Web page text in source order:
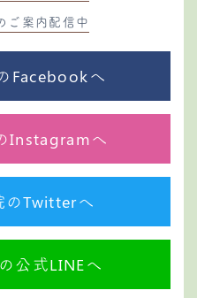
ご案内配信中
Facebookへ
Instagramへ
のTwitterへ
公式LINEへ